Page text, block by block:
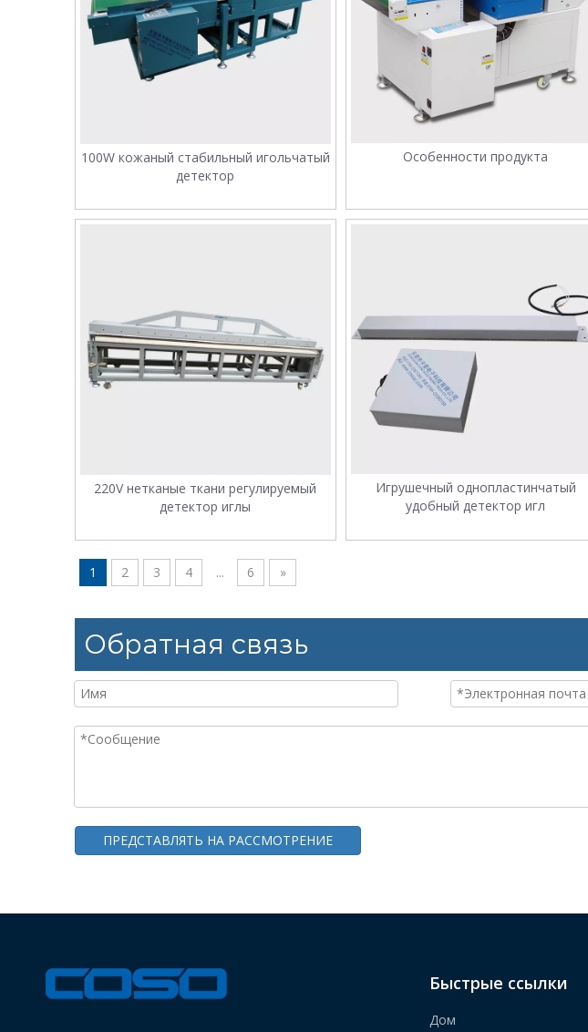
100W кожаный стабильный игольчатый
детектор
Особенности продукта
220V нетканые ткани регулируемый
детектор иглы
Игрушечный однопластинчатый
удобный детектор игл
1 2 3 4 ... 6 »
Обратная связь
ПРЕДСТАВЛЯТЬ НА РАССМОТРЕНИЕ
Быстрые ссылки
Дом